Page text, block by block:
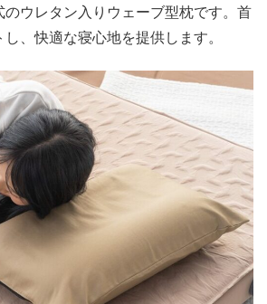
のウレタン入りウェーブ型枕です。首
、快適な寝心地を提供します。